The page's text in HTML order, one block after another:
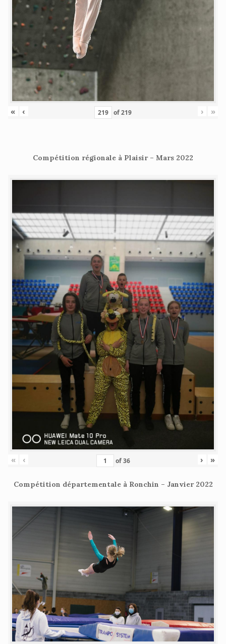
« ‹ of219 › »
Compétition régionale à Plaisir – Mars 2022
« ‹ of36 › »
Compétition départementale à Ronchin – Janvier 2022